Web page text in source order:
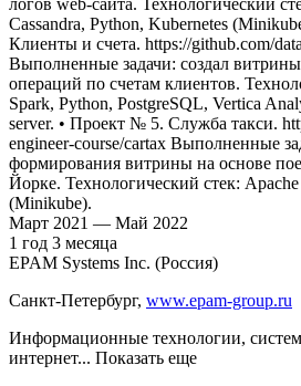
логов web-сайта. Технологический
Cassandra, Python, Kubernetes
Клиенты и счета. https://github.com/
Выполненные задачи: создал
операций по счетам клиентов.
Spark, Python, PostgreSQL, Vertica
server. • Проект № 5. Служба такси.
engineer-course/cartax Выполненные
формирования витрины на основе
Йорке. Технологический стек:
(Minikube).
Март 2021 — Май 2022
1 год 3 месяца
EPAM Systems Inc. (Россия)
Санкт-Петербург, www.epam-group.ru
Информационные технологии,
интернет... Показать еще